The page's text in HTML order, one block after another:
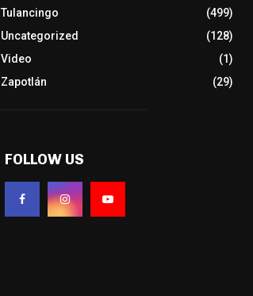
Tulancingo
(499)
Uncategorized
(128)
Video
(1)
Zapotlán
(29)
FOLLOW US